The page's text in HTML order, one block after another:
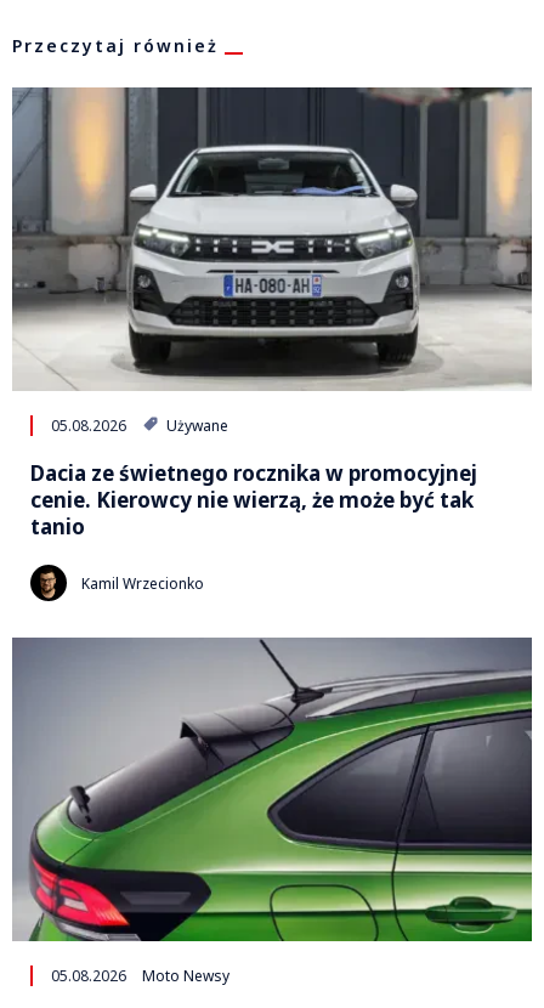
Przeczytaj również
05.08.2026 Używane
Dacia ze świetnego rocznika w promocyjnej
cenie. Kierowcy nie wierzą, że może być tak
tanio
Kamil Wrzecionko
05.08.2026 Moto Newsy